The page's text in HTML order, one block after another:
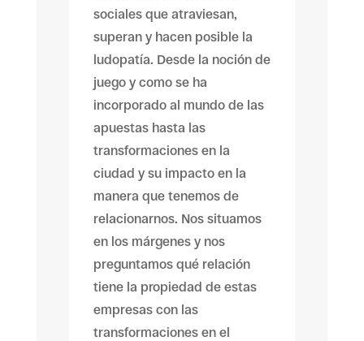
sociales que atraviesan,
superan y hacen posible la
ludopatía. Desde la noción de
juego y como se ha
incorporado al mundo de las
apuestas hasta las
transformaciones en la
ciudad y su impacto en la
manera que tenemos de
relacionarnos. Nos situamos
en los márgenes y nos
preguntamos qué relación
tiene la propiedad de estas
empresas con las
transformaciones en el